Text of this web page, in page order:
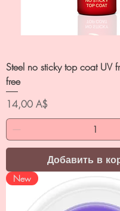
Steel no sticky top coat UV
free
Цена
14,00 A$
Добавить в
New